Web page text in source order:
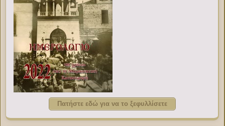
Πατήστε εδώ για να το ξεφυλλίσετε